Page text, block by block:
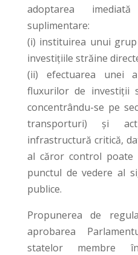
adoptarea
suplimentare:
(i) instituirea unui
investițiile străine
(ii) efectuarea unei
fluxurilor de investiții
concentrându-se pe
transporturi) și
infrastructură critică,
al căror control poate
punctul de vedere al
publice.
Propunerea de
aprobarea
statelor membre